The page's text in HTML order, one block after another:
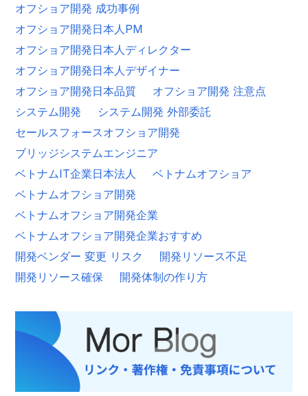
オフショア開発 成功事例
オフショア開発日本人PM
オフショア開発日本人ディレクター
オフショア開発日本人デザイナー
オフショア開発日本品質
オフショア開発 注意点
システム開発
システム開発 外部委託
セールスフォースオフショア開発
ブリッジシステムエンジニア
ベトナムIT企業日本法人
ベトナムオフショア
ベトナムオフショア開発
ベトナムオフショア開発企業
ベトナムオフショア開発企業おすすめ
開発ベンダー 変更 リスク
開発リソース不足
開発リソース確保
開発体制の作り方